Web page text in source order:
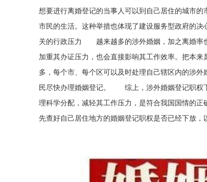
想要进行离婚登记的当事人可以到自己居住的城市
市民的生活。这种举措也体现了建设服务型政府的
关的行政压力 越来越多的涉外婚姻，加之离婚率
加重其办证压力，也会直接影响其工作效率。把本
多，每个市、每个区可以及时处理自己辖区内的涉
民尽快办理婚姻登记。 综上，涉外婚姻登记职权
理科学分配，减轻其工作压力，是符合我国国情的
先查好自己居住地方的婚姻登记职权是否已经下放